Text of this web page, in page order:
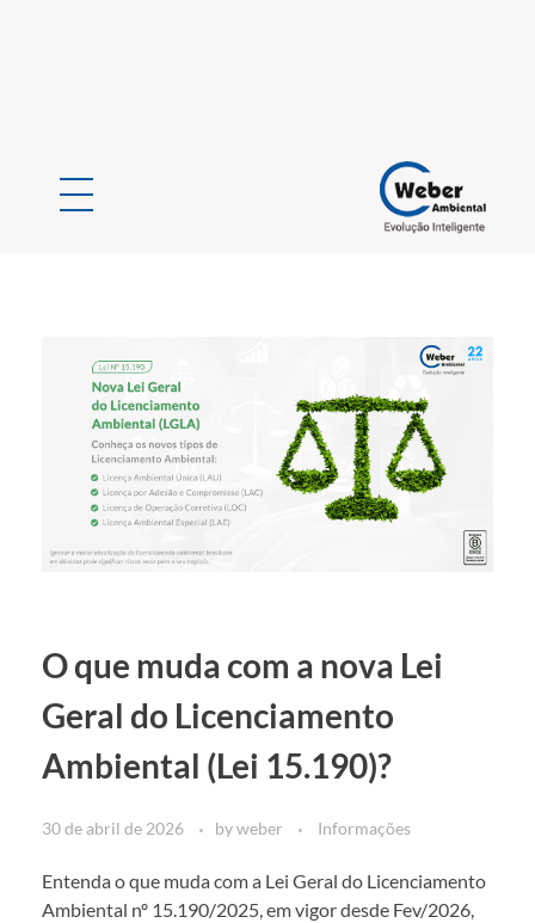
O que muda com a nova Lei
Geral do Licenciamento
Ambiental (Lei 15.190)?
30 de abril de 2026 byweber Informações
Entenda o que muda com a Lei Geral do Licenciamento
Ambiental nº 15.190/2025, em vigor desde Fev/2026,